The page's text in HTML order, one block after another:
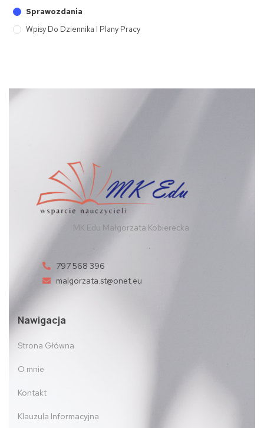
Sprawozdania
Wpisy Do Dziennika I Plany Pracy
MK Edu Małgorzata Kobierecka
797 568 396
malgorzata.st@onet.eu
Nawigacja
Strona Główna
O mnie
Kontakt
Klauzula Informacyjna